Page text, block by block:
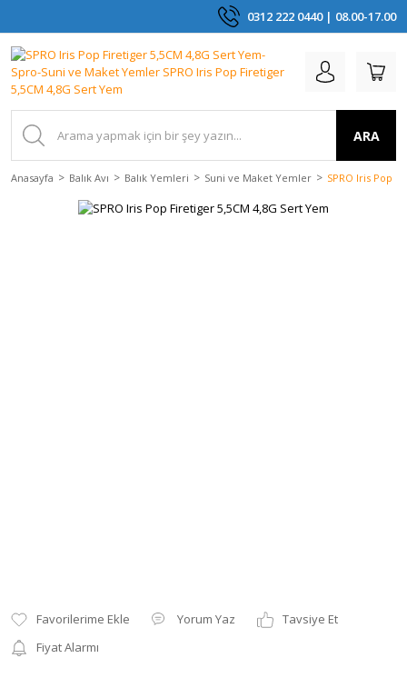
0312 222 0440 | 08.00-17.00
ARA
Anasayfa Balık Avı Balık Yemleri Suni ve Maket Yemler SPRO Iris Pop
Yorum Yaz
Tavsiye Et
Fiyat Alarmı